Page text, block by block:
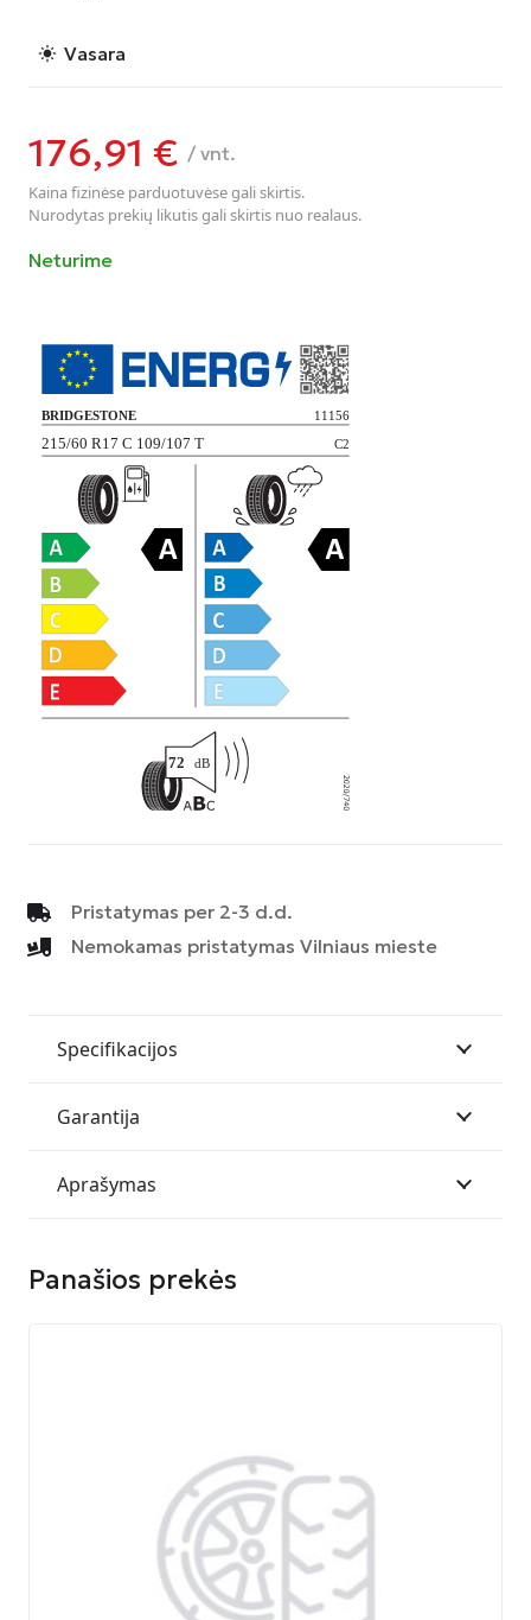
light_mode Vasara
176,91 € / vnt.
Kaina fizinėse parduotuvėse gali skirtis.
Nurodytas prekių likutis gali skirtis nuo realaus.
Neturime
Pristatymas per 2-3 d.d.
Nemokamas pristatymas Vilniaus mieste
Specifikacijos
Garantija
Aprašymas
Panašios prekės